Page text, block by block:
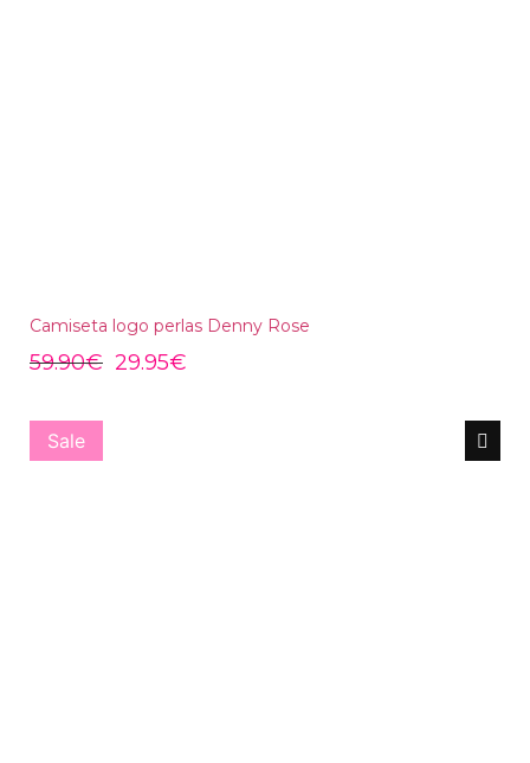
Camiseta logo perlas Denny Rose
59.90€ 29.95€
Sale